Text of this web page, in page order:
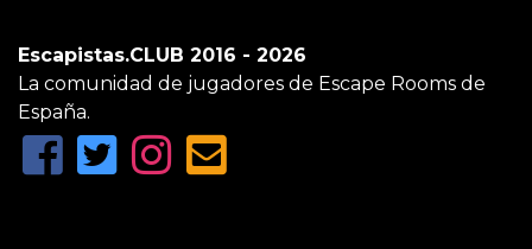
Escapistas.CLUB 2016 - 2026
La comunidad de jugadores de Escape Rooms de
España.